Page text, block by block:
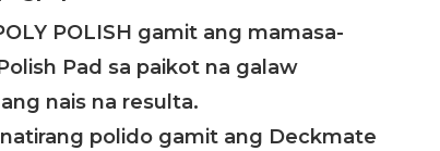
POLISH gamit ang mamasa-
Pad sa paikot na galaw
nais na resulta.
polido gamit ang Deckmate